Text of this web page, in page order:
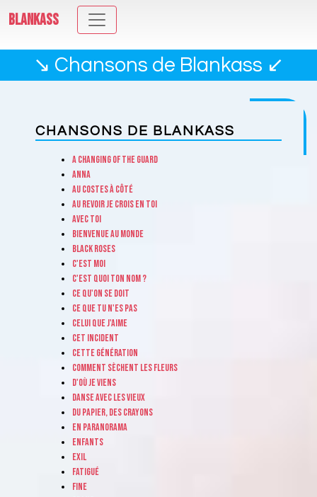
BLANKASS
↘ Chansons de Blankass ↙
CHANSONS DE BLANKASS
A changing of the guard
Anna
Au Costes à côté
Au revoir je crois en toi
Avec toi
Bienvenue au monde
Black roses
C'est moi
C'est quoi ton nom ?
Ce qu'on se doit
Ce que tu n'es pas
Celui que j'aime
Cet incident
Cette génération
Comment sèchent les fleurs
D'où je viens
Danse avec les vieux
Du papier, des crayons
En paranorama
Enfants
Exil
Fatigué
Fine